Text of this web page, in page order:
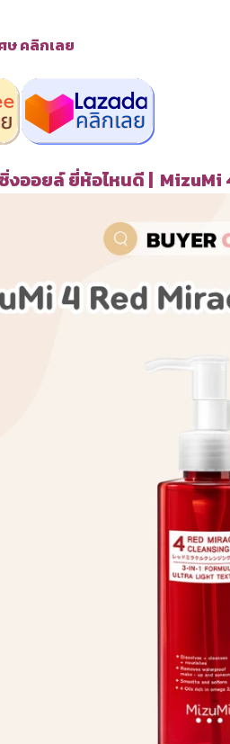
ษ คลิกเลย
งออยล์ ยี่ห้อไหนดี | MizuMi